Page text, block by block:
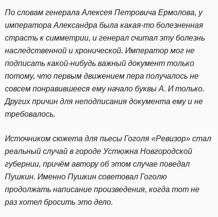
По словам генерала Алексея Петровича Ермолова, у
императора Александра была какая-то болезненная
страсть к симметрии, и генерал считал эту болезнь
наследственной и хронической. Император мог не
подписать какой-нибудь важный документ только
потому, что первым движением пера получалось не
совсем понравившееся ему начало буквы А. И только.
Других причин для неподписания документа ему и не
требовалось.
Источником сюжета для пьесы Гоголя «Ревизор» стал
реальный случай в городе Устюжна Новгородской
губернии, причём автору об этом случае поведал
Пушкин. Именно Пушкин советовал Гоголю
продолжать написание произведения, когда тот не
раз хотел бросить это дело.